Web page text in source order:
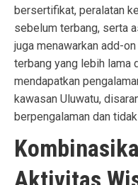
bersertifikat, peralatan
sebelum terbang, serta
juga menawarkan add-
terbang yang lebih lama
mendapatkan
kawasan Uluwatu,
berpengalaman dan
Aktivitas